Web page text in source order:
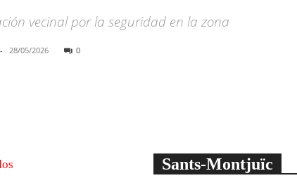
vecinal por la seguridad en la zona
- 28/05/2026 0
Sants-Montjuïc